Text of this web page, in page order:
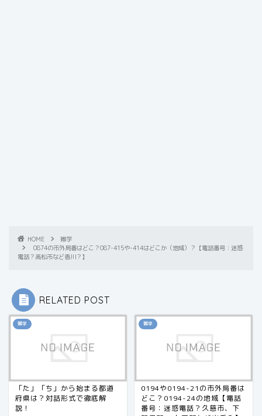
HOME
雑学
0874の市外局番はどこ？087-415や-414はどこか（地域）？【電話番号：迷惑
電話？高松市など香川？】
RELATED POST
雑学
「た」「ち」から始まる都道
府県は？対話形式で徹底解
説！
雑学
0194や0194-21の市外局番は
どこ？0194-24の地域【電話
番号：迷惑電話？久慈市、下